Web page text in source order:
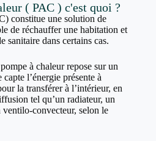
( PAC ) c'est quoi ?
constitue une solution de
de réchauffer une habitation et
sanitaire dans certains cas.
à chaleur repose sur un
l’énergie présente à
la transférer à l’intérieur, en
tel qu’un radiateur, un
convecteur, selon le